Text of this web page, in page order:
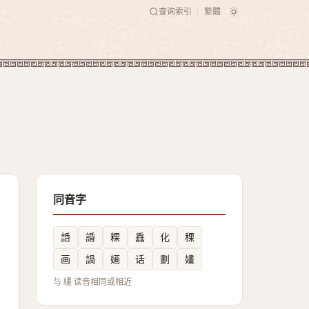
查询索引 繁體
同音字
䛡 諙 粿 舙 化
稞
画
諣 婳 话 劃 嫿
与 繣 读音相同或相近